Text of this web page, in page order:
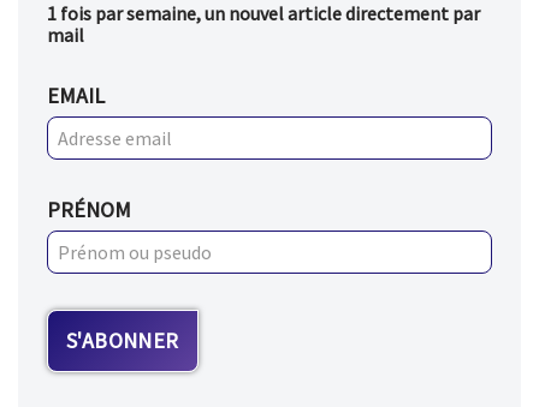
1 fois par semaine, un nouvel article directement par
mail
EMAIL
PRÉNOM